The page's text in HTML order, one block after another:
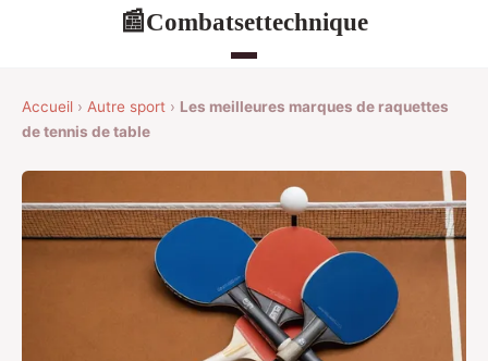
📰Combatsettechnique
Accueil › Autre sport › Les meilleures marques de raquettes
de tennis de table